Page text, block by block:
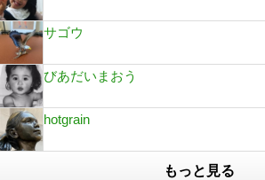
サゴウ
びあだいまおう
hotgrain
もっと見る